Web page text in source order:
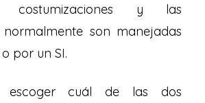
costumizaciones y las
normalmente son manejadas
por un SI.
escoger cuál de las dos